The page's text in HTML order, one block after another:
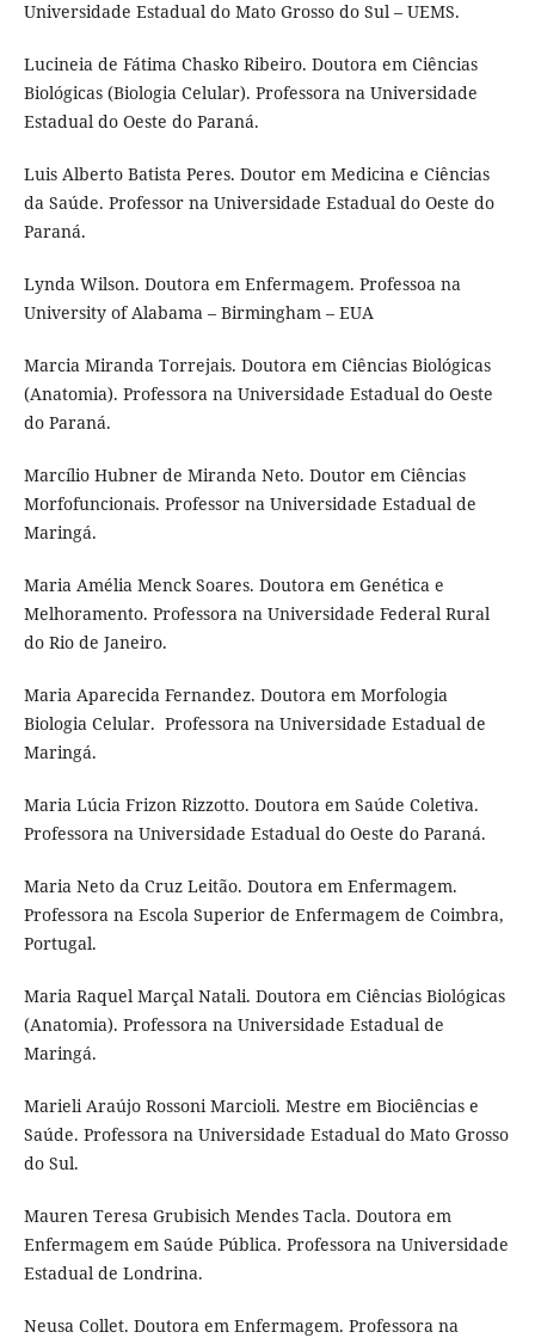
Universidade Estadual do Mato Grosso do Sul – UEMS.
Lucineia de Fátima Chasko Ribeiro. Doutora em Ciências
Biológicas (Biologia Celular). Professora na Universidade
Estadual do Oeste do Paraná.
Luis Alberto Batista Peres. Doutor em Medicina e Ciências
da Saúde. Professor na Universidade Estadual do Oeste do
Paraná.
Lynda Wilson. Doutora em Enfermagem. Professoa na
University of Alabama – Birmingham – EUA
Marcia Miranda Torrejais. Doutora em Ciências Biológicas
(Anatomia). Professora na Universidade Estadual do Oeste
do Paraná.
Marcílio Hubner de Miranda Neto. Doutor em Ciências
Morfofuncionais. Professor na Universidade Estadual de
Maringá.
Maria Amélia Menck Soares. Doutora em Genética e
Melhoramento. Professora na Universidade Federal Rural
do Rio de Janeiro.
Maria Aparecida Fernandez. Doutora em Morfologia
Biologia Celular. Professora na Universidade Estadual de
Maringá.
Maria Lúcia Frizon Rizzotto. Doutora em Saúde Coletiva.
Professora na Universidade Estadual do Oeste do Paraná.
Maria Neto da Cruz Leitão. Doutora em Enfermagem.
Professora na Escola Superior de Enfermagem de Coimbra,
Portugal.
Maria Raquel Marçal Natali. Doutora em Ciências Biológicas
(Anatomia). Professora na Universidade Estadual de
Maringá.
Marieli Araújo Rossoni Marcioli. Mestre em Biociências e
Saúde. Professora na Universidade Estadual do Mato Grosso
do Sul.
Mauren Teresa Grubisich Mendes Tacla. Doutora em
Enfermagem em Saúde Pública. Professora na Universidade
Estadual de Londrina.
Neusa Collet. Doutora em Enfermagem. Professora na